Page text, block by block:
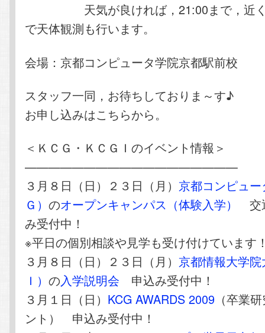
天気が良ければ，21:00まで，近く
で天体観測も行います。
会場：京都コンピュータ学院京都駅前校
スタッフ一同，お待ちしておりま～す♪
お申し込みはこちらから。
＜ＫＣＧ・ＫＣＧＩのイベント情報＞
——————————————————
３月８日（日）２３日（月） 京都コンピュ
Ｇ）のオープンキャンパス（体験入学）
交
み受付中！
※平日の個別相談や見学も受け付けています
３月８日（日）２３日（月） 京都情報大学
Ｉ）の入学説明会 申込み受付中！
３月１日（日） KCG AWARDS 2009 （卒業
ント） 申込み受付中！